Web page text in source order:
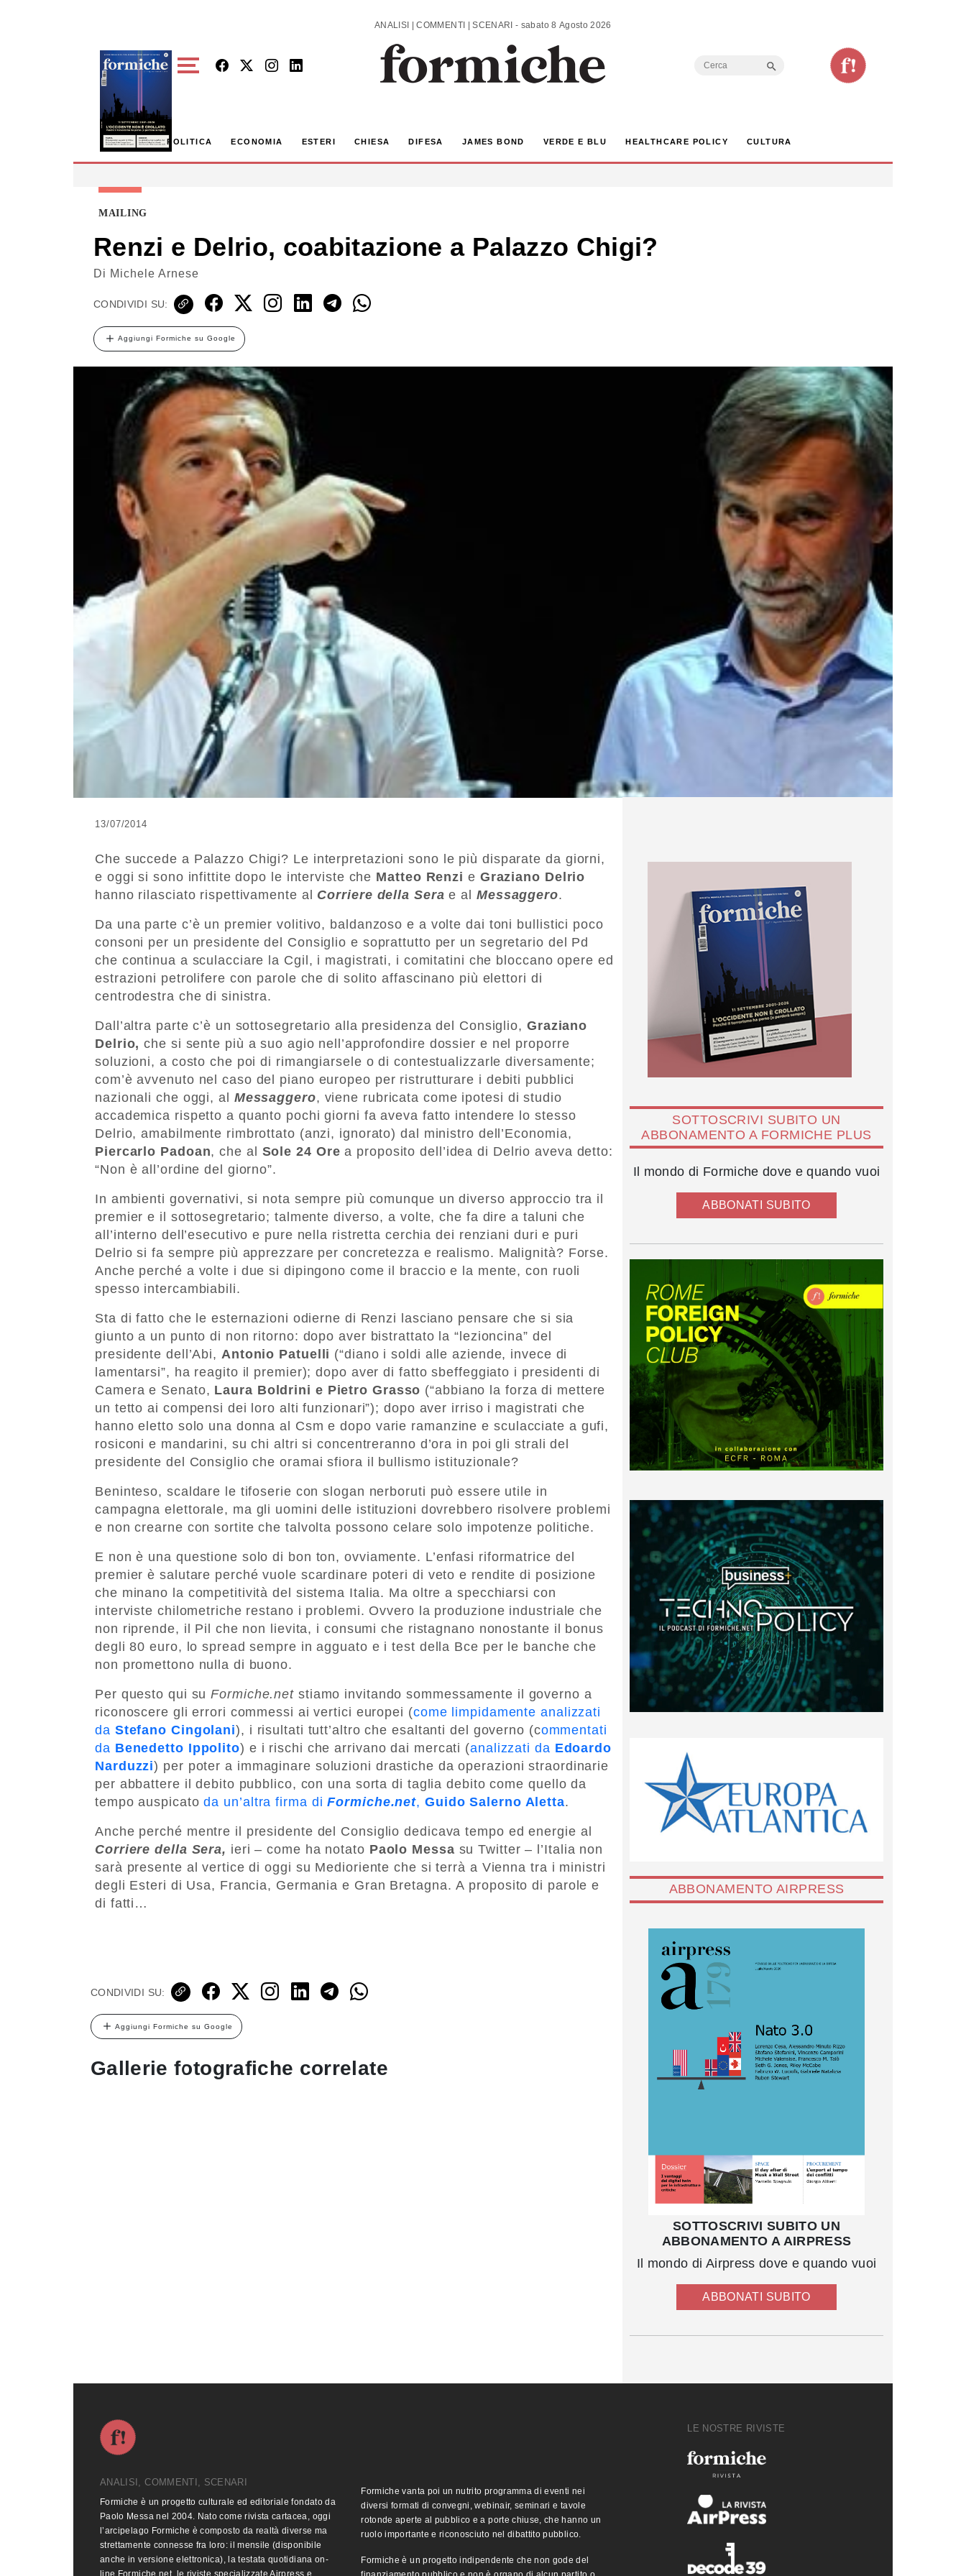
ANALISI | COMMENTI | SCENARI - sabato 8 Agosto 2026
Search
POLITICA ECONOMIA ESTERI CHIESA DIFESA JAMES BOND VERDE E BLU HEALTHCARE POLICY CULTURA
MAILING
Renzi e Delrio, coabitazione a Palazzo Chigi?
Di Michele Arnese
CONDIVIDI SU:
Aggiungi Formiche su Google
13/07/2014
Che succede a Palazzo Chigi? Le interpretazioni sono le più disparate da giorni,
e oggi si sono infittite dopo le interviste che Matteo Renzi e Graziano Delrio
hanno rilasciato rispettivamente al Corriere della Sera e al Messaggero.
Da una parte c’è un premier volitivo, baldanzoso e a volte dai toni bullistici poco
consoni per un presidente del Consiglio e soprattutto per un segretario del Pd
che continua a sculacciare la Cgil, i magistrati, i comitatini che bloccano opere ed
estrazioni petrolifere con parole che di solito affascinano più elettori di
centrodestra che di sinistra.
Dall’altra parte c’è un sottosegretario alla presidenza del Consiglio, Graziano
Delrio, che si sente più a suo agio nell’approfondire dossier e nel proporre
soluzioni, a costo che poi di rimangiarsele o di contestualizzarle diversamente;
com’è avvenuto nel caso del piano europeo per ristrutturare i debiti pubblici
nazionali che oggi, al Messaggero, viene rubricata come ipotesi di studio
accademica rispetto a quanto pochi giorni fa aveva fatto intendere lo stesso
Delrio, amabilmente rimbrottato (anzi, ignorato) dal ministro dell’Economia,
Piercarlo Padoan, che al Sole 24 Ore a proposito dell’idea di Delrio aveva detto:
“Non è all’ordine del giorno”.
In ambienti governativi, si nota sempre più comunque un diverso approccio tra il
premier e il sottosegretario; talmente diverso, a volte, che fa dire a taluni che
all’interno dell’esecutivo e pure nella ristretta cerchia dei renziani duri e puri
Delrio si fa sempre più apprezzare per concretezza e realismo. Malignità? Forse.
Anche perché a volte i due si dipingono come il braccio e la mente, con ruoli
spesso intercambiabili.
Sta di fatto che le esternazioni odierne di Renzi lasciano pensare che si sia
giunto a un punto di non ritorno: dopo aver bistrattato la “lezioncina” del
presidente dell’Abi, Antonio Patuelli (“diano i soldi alle aziende, invece di
lamentarsi”, ha reagito il premier); dopo aver di fatto sbeffeggiato i presidenti di
Camera e Senato, Laura Boldrini e Pietro Grasso (“abbiano la forza di mettere
un tetto ai compensi dei loro alti funzionari”); dopo aver irriso i magistrati che
hanno eletto solo una donna al Csm e dopo varie ramanzine e sculacciate a gufi,
rosiconi e mandarini, su chi altri si concentreranno d’ora in poi gli strali del
presidente del Consiglio che oramai sfiora il bullismo istituzionale?
Beninteso, scaldare le tifoserie con slogan nerboruti può essere utile in
campagna elettorale, ma gli uomini delle istituzioni dovrebbero risolvere problemi
e non crearne con sortite che talvolta possono celare solo impotenze politiche.
E non è una questione solo di bon ton, ovviamente. L’enfasi riformatrice del
premier è salutare perché vuole scardinare poteri di veto e rendite di posizione
che minano la competitività del sistema Italia. Ma oltre a specchiarsi con
interviste chilometriche restano i problemi. Ovvero la produzione industriale che
non riprende, il Pil che non lievita, i consumi che ristagnano nonostante il bonus
degli 80 euro, lo spread sempre in agguato e i test della Bce per le banche che
non promettono nulla di buono.
Per questo qui suFormiche.net stiamo invitando sommessamente il governo a
riconoscere gli errori commessi ai vertici europei (come limpidamente analizzati
da Stefano Cingolani), i risultati tutt’altro che esaltanti del governo (commentati
da Benedetto Ippolito) e i rischi che arrivano dai mercati (analizzati da Edoardo
Narduzzi) per poter a immaginare soluzioni drastiche da operazioni straordinarie
per abbattere il debito pubblico, con una sorta di taglia debito come quello da
tempo auspicatoda un’altra firma diFormiche.net, Guido Salerno Aletta.
Anche perché mentre il presidente del Consiglio dedicava tempo ed energie al
Corriere della Sera, ieri – come ha notato Paolo Messa su Twitter – l’Italia non
sarà presente al vertice di oggi su Medioriente che si terrà a Vienna tra i ministri
degli Esteri di Usa, Francia, Germania e Gran Bretagna. A proposito di parole e
di fatti…
CONDIVIDI SU:
Aggiungi Formiche su Google
Gallerie fotografiche correlate
SOTTOSCRIVI SUBITO UN
ABBONAMENTO A FORMICHE PLUS
Il mondo di Formiche dove e quando vuoi
ABBONATI SUBITO
ABBONAMENTO AIRPRESS
SOTTOSCRIVI SUBITO UN
ABBONAMENTO A AIRPRESS
Il mondo di Airpress dove e quando vuoi
ABBONATI SUBITO
ANALISI, COMMENTI, SCENARI
Formiche è un progetto culturale ed editoriale fondato da
Paolo Messa nel 2004. Nato come rivista cartacea, oggi
l’arcipelago Formiche è composto da realtà diverse ma
strettamente connesse fra loro: il mensile (disponibile
anche in versione elettronica), la testata quotidiana on-
line Formiche.net, le riviste specializzate Airpress e
Formiche vanta poi un nutrito programma di eventi nei
diversi formati di convegni, webinair, seminari e tavole
rotonde aperte al pubblico e a porte chiuse, che hanno un
ruolo importante e riconosciuto nel dibattito pubblico.
Formiche è un progetto indipendente che non gode del
LE NOSTRE RIVISTE